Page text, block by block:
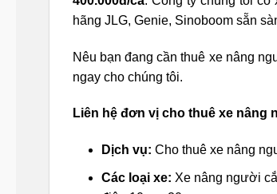
hãng JLG, Genie, Sinoboom sẵn
Nêu bạn đang cần thuê xe nâng
ngay cho chúng tôi.
Liên hệ đơn vị cho thuê xe nâng
Dịch vụ: Cho thuê xe nâng
Các loại xe: Xe nâng người